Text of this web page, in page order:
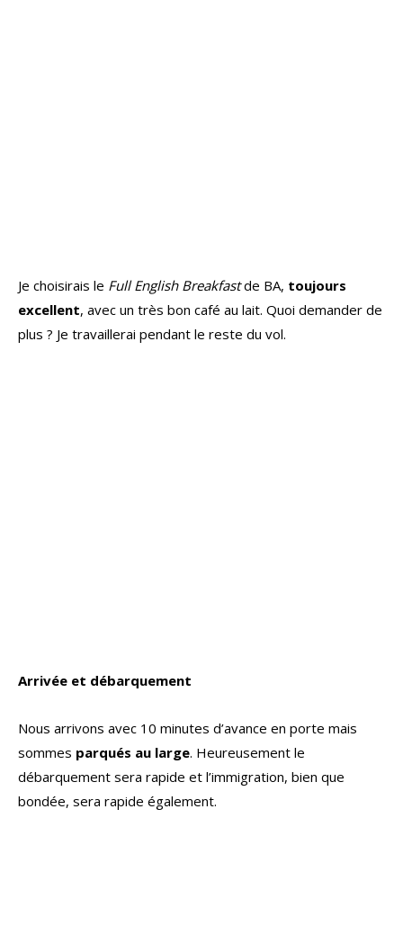
Je choisirais le Full English Breakfastde BA, toujours
excellent, avec un très bon café au lait. Quoi demander de
plus ? Je travaillerai pendant le reste du vol.